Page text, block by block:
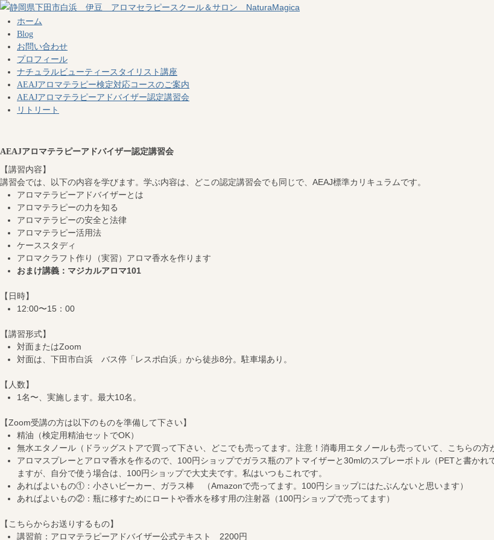
ホーム
Blog
お問い合わせ
プロフィール
ナチュラルビューティースタイリスト講座
AEAJアロマテラピー検定対応コースのご案内
AEAJアロマテラピーアドバイザー認定講習会
リトリート
AEAJアロマテラピーアドバイザー認定講習会
【講習内容】
講習会では、以下の内容を学びます。学ぶ内容は、どこの認定講習会でも同じで、AEAJ標準カリキュラムです。
アロマテラピーアドバイザーとは
アロマテラピーの力を知る
アロマテラピーの安全と法律
アロマテラピー活用法
ケーススタディ
アロマクラフト作り（実習）アロマ香水を作ります
おまけ講義：マジカルアロマ101
【日時】
12:00〜15：00
【講習形式】
対面またはZoom
対面は、下田市白浜 バス停「レスポ白浜」から徒歩8分。駐車場あり。
【人数】
1名〜、実施します。最大10名。
【Zoom受講の方は以下のものを準備して下さい】
精油（検定用精油セットでOK）
無水エタノール（ドラッグストアで買って下さい、どこでも売ってます。注意！消毒用エタノールも売っていて、こちらの
アロマスプレーとアロマ香水を作るので、100円ショップでガラス瓶のアトマイザーと30mlのスプレーボトル（PETと書か
ますが、自分で使う場合は、100円ショップで大丈夫です。私はいつもこれです。
あればよいもの①：小さいビーカー、ガラス棒 （Amazonで売ってます。100円ショップにはたぶんないと思います）
あればよいもの②：瓶に移すためにロートや香水を移す用の注射器（100円ショップで売ってます）
【こちらからお送りするもの】
講習前：アロマテラピーアドバイザー公式テキスト 2200円